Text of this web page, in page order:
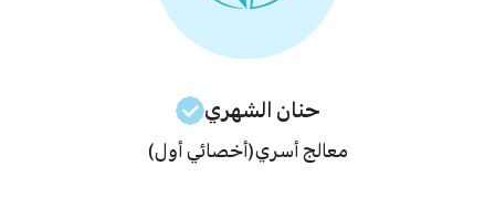
حنان الشهري
معالج أسري(أخصائي أول)